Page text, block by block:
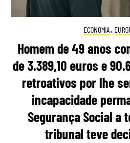
ECONOMIA ,
Homem de 49 anos
de 3.389,10 euros e
retroativos por lhe
incapacidade
Segurança Social a
tribunal teve